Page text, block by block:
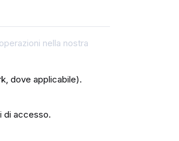
nella nostra
dove applicabile).
di accesso.